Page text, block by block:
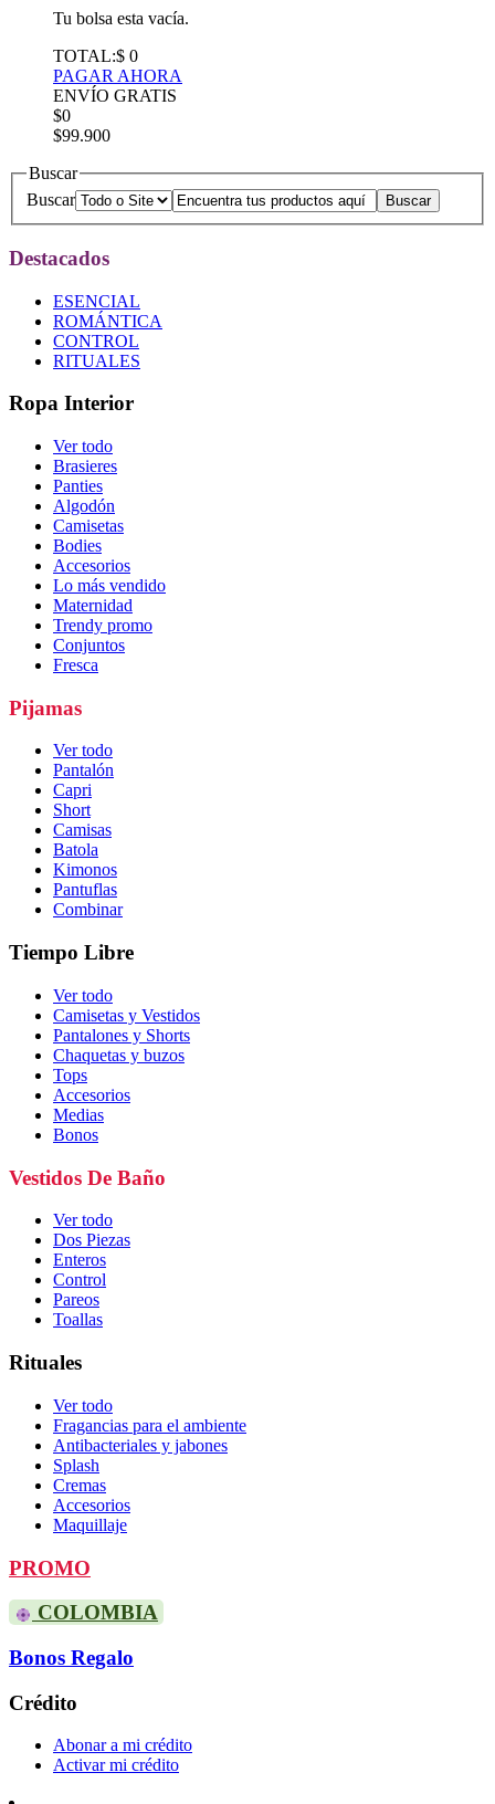
Tu bolsa esta vacía.
TOTAL:$ 0
PAGAR AHORA
ENVÍO GRATIS
$0
$99.900
Buscar
Buscar
Destacados
ESENCIAL
ROMÁNTICA
CONTROL
RITUALES
Ropa Interior
Ver todo
Brasieres
Panties
Algodón
Camisetas
Bodies
Accesorios
Lo más vendido
Maternidad
Trendy promo
Conjuntos
Fresca
Pijamas
Ver todo
Pantalón
Capri
Short
Camisas
Batola
Kimonos
Pantuflas
Combinar
Tiempo Libre
Ver todo
Camisetas y Vestidos
Pantalones y Shorts
Chaquetas y buzos
Tops
Accesorios
Medias
Bonos
Vestidos De Baño
Ver todo
Dos Piezas
Enteros
Control
Pareos
Toallas
Rituales
Ver todo
Fragancias para el ambiente
Antibacteriales y jabones
Splash
Cremas
Accesorios
Maquillaje
PROMO
COLOMBIA
Bonos Regalo
Crédito
Abonar a mi crédito
Activar mi crédito